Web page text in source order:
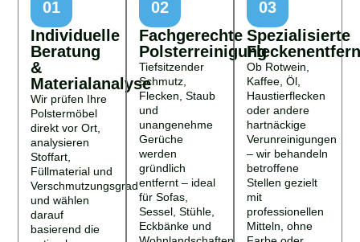
01
Individuelle
Beratung
&
Materialanalyse
Wir prüfen Ihre
Polstermöbel
direkt vor Ort,
analysieren
Stoffart,
Füllmaterial und
Verschmutzungsgrad
und wählen
darauf
basierend die
02
Fachgerechte
Polsterreinigung
Tiefsitzender
Schmutz,
Flecken, Staub
und
unangenehme
Gerüche
werden
gründlich
entfernt – ideal
für Sofas,
Sessel, Stühle,
Eckbänke und
Wohnlandschaften.
03
Spezialisierte
Ob Rotwein,
Kaffee, Öl,
Haustierflecken
oder andere
hartnäckige
Verunreinigungen
– wir behandeln
betroffene
Stellen gezielt
mit
professionellen
Mitteln, ohne
Farbe oder